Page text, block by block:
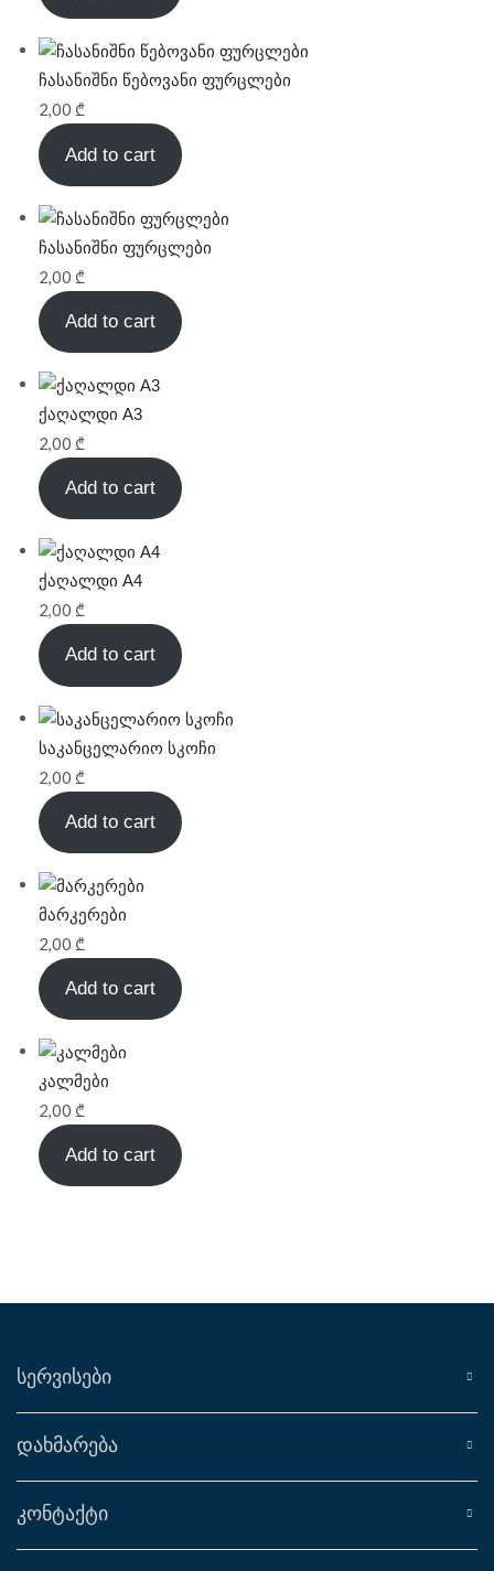
ჩასანიშნი წებოვანი ფურცლები
2,00 ₾
Add to cart
ჩასანიშნი ფურცლები
2,00 ₾
Add to cart
ქაღალდი A3
2,00 ₾
Add to cart
ქაღალდი A4
2,00 ₾
Add to cart
საკანცელარიო სკოჩი
2,00 ₾
Add to cart
მარკერები
2,00 ₾
Add to cart
კალმები
2,00 ₾
Add to cart
ᲡᲔᲠᲕᲘᲡᲔᲑᲘ
ᲓᲐᲮᲛᲐᲠᲔᲑᲐ
ᲙᲝᲜᲢᲐᲥᲢᲘ